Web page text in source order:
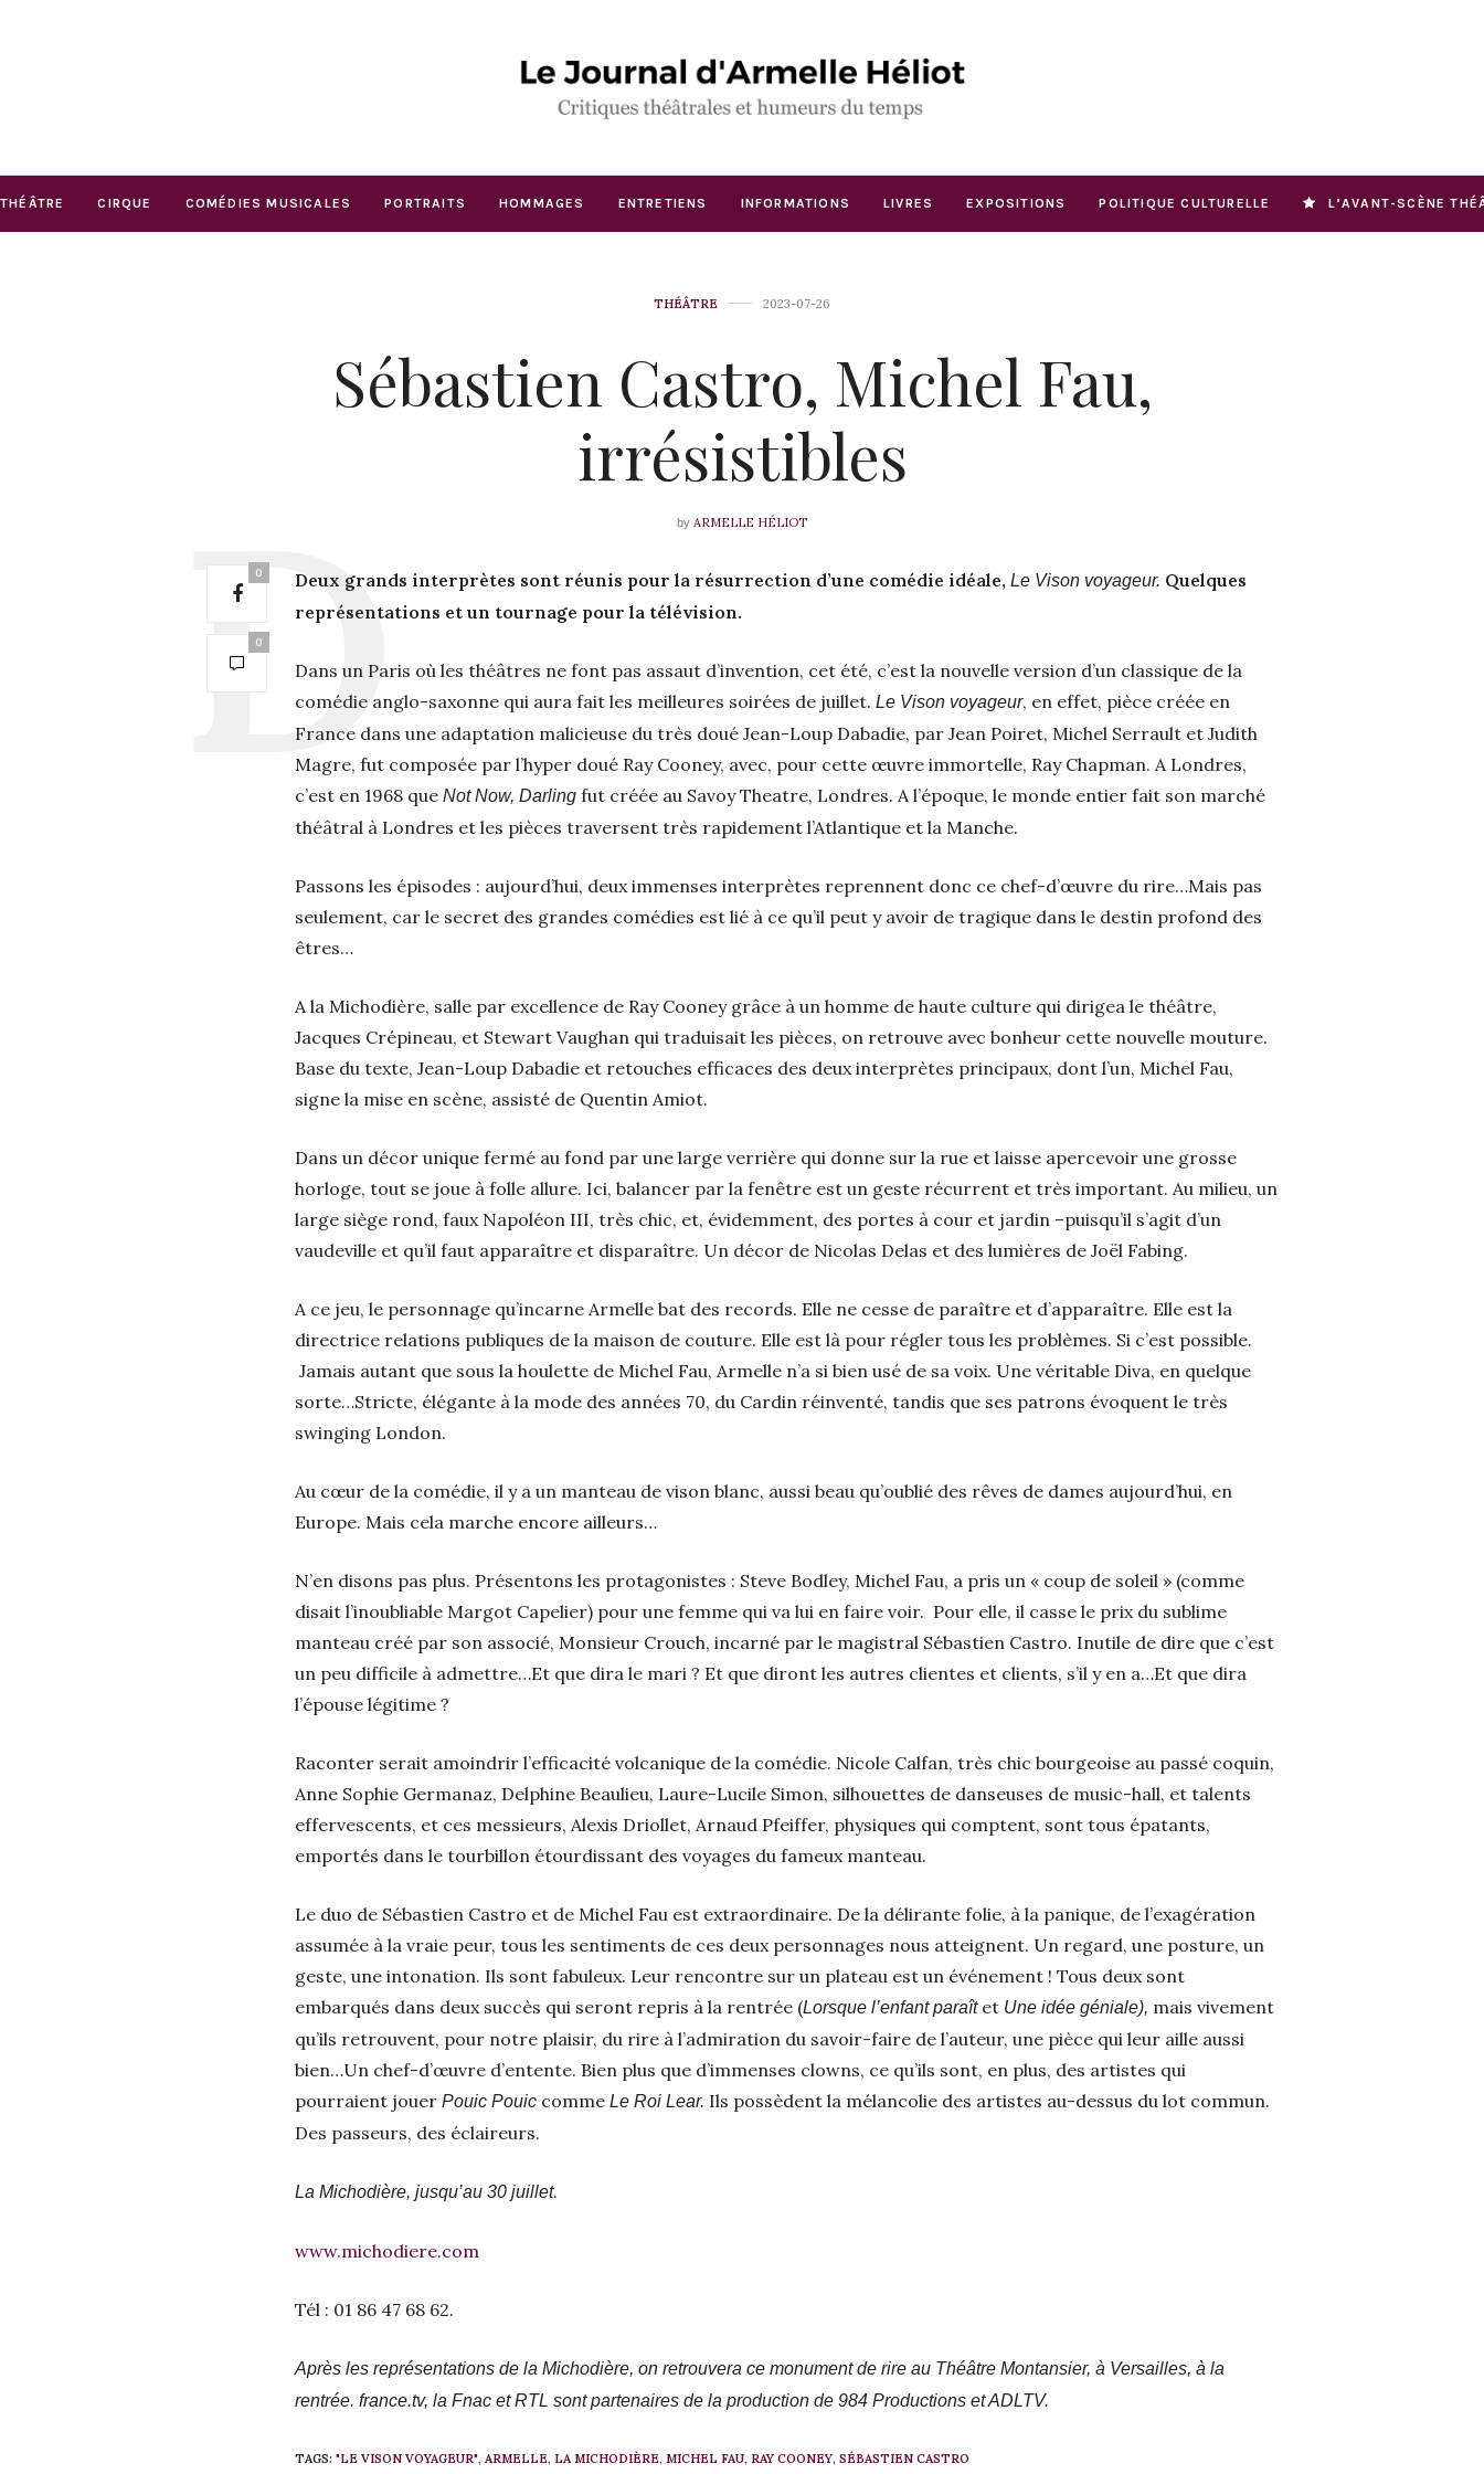
THÉÂTRE CIRQUE COMÉDIES MUSICALES PORTRAITS HOMMAGES ENTRETIENS INFORMATIONS LIVRES EXPOSITIONS POLITIQUE CULTURELLE L’AVANT-SCÈNE
THÉÂTRE 2023-07-26
Sébastien Castro, Michel Fau,
irrésistibles
by ARMELLE HÉLIOT
0
0
Deux grands interprètes sont réunis pour la résurrection d’une comédie idéale, Le Vison voyageur. Quelques
représentations et un tournage pour la télévision.
Dans un Paris où les théâtres ne font pas assaut d’invention, cet été, c’est la nouvelle version d’un classique de la
comédie anglo-saxonne qui aura fait les meilleures soirées de juillet. Le Vison voyageur, en effet, pièce créée en
France dans une adaptation malicieuse du très doué Jean-Loup Dabadie, par Jean Poiret, Michel Serrault et Judith
Magre, fut composée par l’hyper doué Ray Cooney, avec, pour cette œuvre immortelle, Ray Chapman. A Londres,
c’est en 1968 que Not Now, Darling fut créée au Savoy Theatre, Londres. A l’époque, le monde entier fait son marché
théâtral à Londres et les pièces traversent très rapidement l’Atlantique et la Manche.
Passons les épisodes : aujourd’hui, deux immenses interprètes reprennent donc ce chef-d’œuvre du rire…Mais pas
seulement, car le secret des grandes comédies est lié à ce qu’il peut y avoir de tragique dans le destin profond des
êtres…
A la Michodière, salle par excellence de Ray Cooney grâce à un homme de haute culture qui dirigea le théâtre,
Jacques Crépineau, et Stewart Vaughan qui traduisait les pièces, on retrouve avec bonheur cette nouvelle mouture.
Base du texte, Jean-Loup Dabadie et retouches efficaces des deux interprètes principaux, dont l’un, Michel Fau,
signe la mise en scène, assisté de Quentin Amiot.
Dans un décor unique fermé au fond par une large verrière qui donne sur la rue et laisse apercevoir une grosse
horloge, tout se joue à folle allure. Ici, balancer par la fenêtre est un geste récurrent et très important. Au milieu, un
large siège rond, faux Napoléon III, très chic, et, évidemment, des portes à cour et jardin –puisqu’il s’agit d’un
vaudeville et qu’il faut apparaître et disparaître. Un décor de Nicolas Delas et des lumières de Joël Fabing.
A ce jeu, le personnage qu’incarne Armelle bat des records. Elle ne cesse de paraître et d’apparaître. Elle est la
directrice relations publiques de la maison de couture. Elle est là pour régler tous les problèmes. Si c’est possible.
Jamais autant que sous la houlette de Michel Fau, Armelle n’a si bien usé de sa voix. Une véritable Diva, en quelque
sorte…Stricte, élégante à la mode des années 70, du Cardin réinventé, tandis que ses patrons évoquent le très
swinging London.
Au cœur de la comédie, il y a un manteau de vison blanc, aussi beau qu’oublié des rêves de dames aujourd’hui, en
Europe. Mais cela marche encore ailleurs…
N’en disons pas plus. Présentons les protagonistes : Steve Bodley, Michel Fau, a pris un « coup de soleil » (comme
disait l’inoubliable Margot Capelier) pour une femme qui va lui en faire voir. Pour elle, il casse le prix du sublime
manteau créé par son associé, Monsieur Crouch, incarné par le magistral Sébastien Castro. Inutile de dire que c’est
un peu difficile à admettre…Et que dira le mari ? Et que diront les autres clientes et clients, s’il y en a…Et que dira
l’épouse légitime ?
Raconter serait amoindrir l’efficacité volcanique de la comédie. Nicole Calfan, très chic bourgeoise au passé coquin,
Anne Sophie Germanaz, Delphine Beaulieu, Laure-Lucile Simon, silhouettes de danseuses de music-hall, et talents
effervescents, et ces messieurs, Alexis Driollet, Arnaud Pfeiffer, physiques qui comptent, sont tous épatants,
emportés dans le tourbillon étourdissant des voyages du fameux manteau.
Le duo de Sébastien Castro et de Michel Fau est extraordinaire. De la délirante folie, à la panique, de l’exagération
assumée à la vraie peur, tous les sentiments de ces deux personnages nous atteignent. Un regard, une posture, un
geste, une intonation. Ils sont fabuleux. Leur rencontre sur un plateau est un événement ! Tous deux sont
embarqués dans deux succès qui seront repris à la rentrée (Lorsque l’enfant paraît et Une idée géniale), mais vivement
qu’ils retrouvent, pour notre plaisir, du rire à l’admiration du savoir-faire de l’auteur, une pièce qui leur aille aussi
bien…Un chef-d’œuvre d’entente. Bien plus que d’immenses clowns, ce qu’ils sont, en plus, des artistes qui
pourraient jouer Pouic Pouic comme Le Roi Lear. Ils possèdent la mélancolie des artistes au-dessus du lot commun.
Des passeurs, des éclaireurs.
La Michodière, jusqu’au 30 juillet.
www.michodiere.com
Tél : 01 86 47 68 62.
Après les représentations de la Michodière, on retrouvera ce monument de rire au Théâtre Montansier, à Versailles, à la
rentrée. france.tv, la Fnac et RTL sont partenaires de la production de 984 Productions et ADLTV.
TAGS: "LE VISON VOYAGEUR", ARMELLE, LA MICHODIÈRE, MICHEL FAU, RAY COONEY, SÉBASTIEN CASTRO